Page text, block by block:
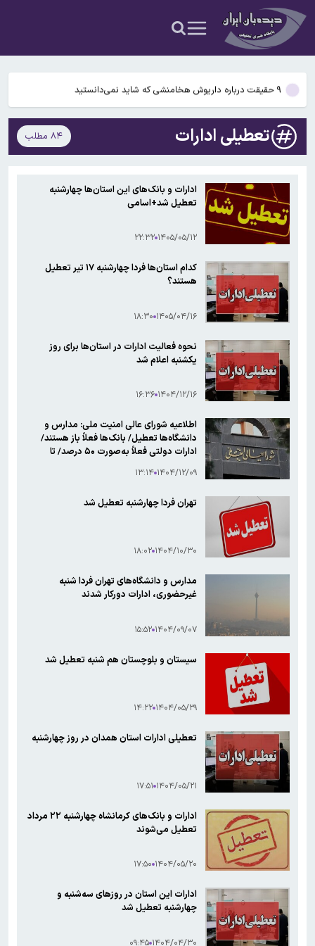
شدن مغز انسان کمک کردند؟
آمریکا ۵ فرد و ۱۳ شرکت و صرافی را تحریم کرد+اسامی
آمریکا آبان تتر را تحریم کرد؛ یک صرافی ایرانی دیگر در فهرست تحریم‌های
رمزارزی ایالات متحده قرار گرفت
۹ حقیقت درباره داریوش هخامنشی که شاید نمی‌دانستید
بیفوما در پرسپولیس ماندنی شد
سوختی فراموش‌شده در مسیر تکامل مغز؛ آیا میوه و عسل به بزرگ‌تر
آمریکا ۵ فرد و ۱۳ شرکت و صرافی را تحریم کرد+اسامی
آمریکا آبان تتر را تحریم کرد؛ یک صرافی ایرانی دیگر در فهرست تحریم‌های
رمزارزی ایالات متحده قرار گرفت
…
تعطیلی ادارات ۸۴ مطلب
ادارات و بانک‌های این استان‌ها چهارشنبه
تعطیل شد+اسامی
۱۴۰۵/۰۵/۱۲ ۲۲:۳۲
کدام استان‌ها فردا چهارشنبه ۱۷ تیر تعطیل
هستند؟
۱۴۰۵/۰۴/۱۶ ۱۸:۳۰
نحوه فعالیت ادارات در استان‌ها برای روز
یکشنبه اعلام شد
۱۴۰۴/۱۲/۱۶ ۱۶:۳۶
اطلاعیه شورای عالی امنیت ملی: مدارس و
دانشگاه‌ها تعطیل/ بانک‌ها فعلاً باز هستند/
ادارات دولتی فعلاً به‌صورت ۵۰ درصد/ تا
۱۴۰۴/۱۲/۰۹ ۱۳:۱۴
تهران فردا چهارشنبه تعطیل شد
۱۴۰۴/۱۰/۳۰ ۱۸:۰۲
مدارس و دانشگاه‌های تهران فردا شنبه
غیرحضوری، ادارات دورکار شدند
۱۴۰۴/۰۹/۰۷ ۱۵:۵۲
سیستان‌ و بلوچستان هم شنبه تعطیل شد
۱۴۰۴/۰۵/۲۹ ۱۴:۲۲
تعطیلی ادارات استان همدان در روز چهارشنبه
۱۴۰۴/۰۵/۲۱ ۱۷:۵۱
ادارات و بانک‌های کرمانشاه چهارشنبه ۲۲ مرداد
تعطیل می‌شوند
۱۴۰۴/۰۵/۲۰ ۱۷:۵۰
ادارات این استان در روزهای سه‌شنبه و
چهارشنبه تعطیل شد
۱۴۰۴/۰۴/۳۰ ۰۹:۴۵